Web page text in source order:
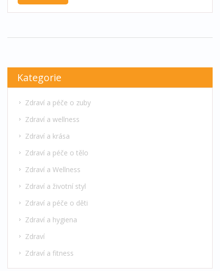
Kategorie
Zdraví a péče o zuby
Zdraví a wellness
Zdraví a krása
Zdraví a péče o tělo
Zdraví a Wellness
Zdraví a životní styl
Zdraví a péče o děti
Zdraví a hygiena
Zdraví
Zdraví a fitness